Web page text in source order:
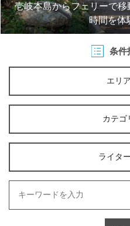
壱岐本島からフェリーで
時間を体
条件
エリ
カテゴ
ライタ